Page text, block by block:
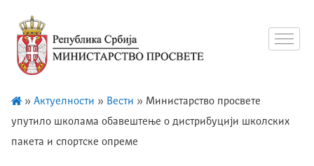
» Актуелности » Вести » Mинистарство просвете
упутило школама обавештење о дистрибуцији школских
пакета и спортске опреме